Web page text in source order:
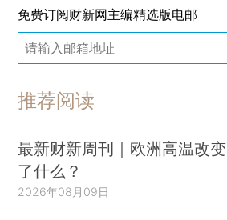
免费订阅财新网主编精选版电邮
推荐阅读
最新财新周刊｜欧洲高温改变
了什么？
2026年08月09日